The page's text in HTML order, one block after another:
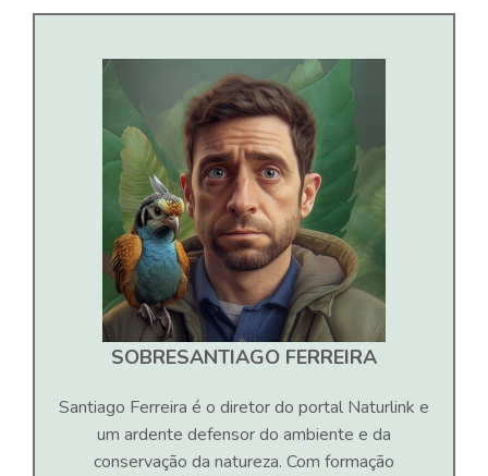
SOBRESANTIAGO FERREIRA
Santiago Ferreira é o diretor do portal Naturlink e
um ardente defensor do ambiente e da
conservação da natureza. Com formação